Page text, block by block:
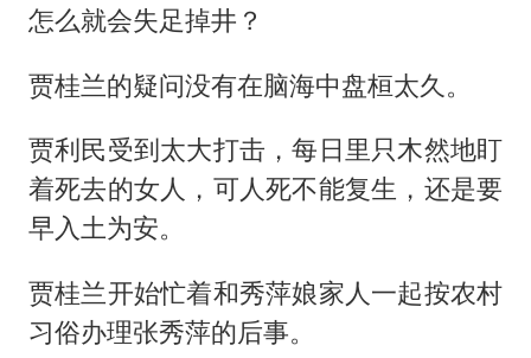
怎么就会失足掉井？
贾桂兰的疑问没有在脑海中盘桓太久。
贾利民受到太大打击，每日里只木然地盯
着死去的女人，可人死不能复生，还是要
早入土为安。
贾桂兰开始忙着和秀萍娘家人一起按农村
习俗办理张秀萍的后事。